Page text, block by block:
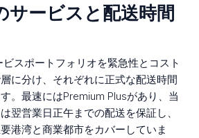
サービスと配送時間
スポートフォリオを緊急性とコスト
に分け、それぞれに正式な配送時間
。最速にはPremium Plusがあり、当
翌営業日正午までの配送を保証し、
港湾と商業都市をカバーしていま